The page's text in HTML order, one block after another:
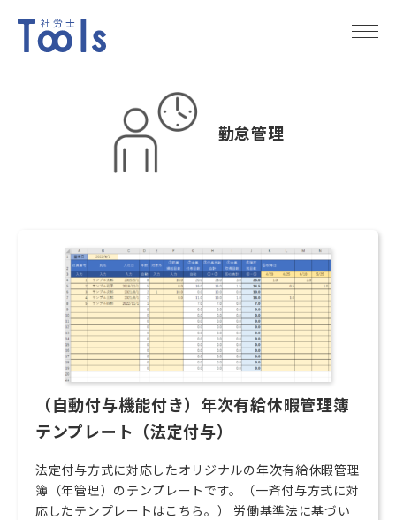
業務・目的で探す
ツール種類で探す
ツール形式で探す
このサイトについて
制作依頼
お問い合わせ
勤怠管理
（自動付与機能付き）年次有給休暇管理簿
テンプレート（法定付与）
法定付与方式に対応したオリジナルの年次有給休暇管理
簿（年管理）のテンプレートです。（一斉付与方式に対
応したテンプレートはこちら。） 労働基準法に基づい